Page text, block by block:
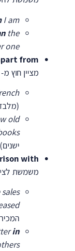
I am.
the
one.
from
מציין חוץ
old
ישנים)
with
משמשת
in